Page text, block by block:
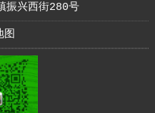
振兴西街280号
图